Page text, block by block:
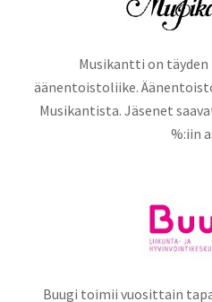
Musikantti on
äänentoistoliike.
Musikantista. Jäsenet
%:iin
Buugi toimii vuosittain